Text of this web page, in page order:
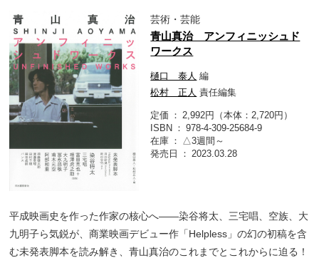
芸術・芸能
青山真治 アンフィニッシュド
ワークス
樋口 泰人 編
松村 正人 責任編集
定価
2,992円（本体：2,720円）
ISBN
978-4-309-25684-9
在庫
△3週間～
発売日
2023.03.28
平成映画史を作った作家の核心へ――染谷将太、三宅唱、空族、大
九明子ら気鋭が、商業映画デビュー作「Helpless」の幻の初稿を含
む未発表脚本を読み解き、青山真治のこれまでとこれからに迫る！